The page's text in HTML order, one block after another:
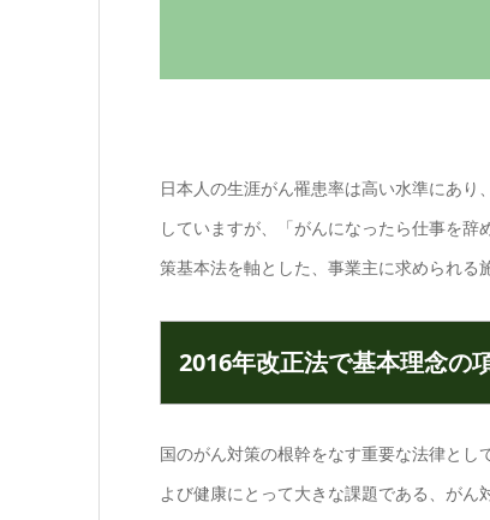
日本人の生涯がん罹患率は高い水準にあ
していますが、「がんになったら仕事を
策基本法を軸とした、事業主に求められる
2016年改正法で基本理念の
国のがん対策の根幹をなす重要な法律と
よび健康にとって大きな課題である、が